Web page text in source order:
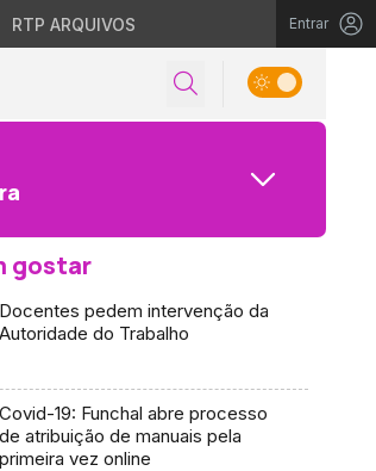
RTP ARQUIVOS Entrar
gostar
Docentes pedem intervenção da
Autoridade do Trabalho
Covid-19: Funchal abre processo
de atribuição de manuais pela
primeira vez online